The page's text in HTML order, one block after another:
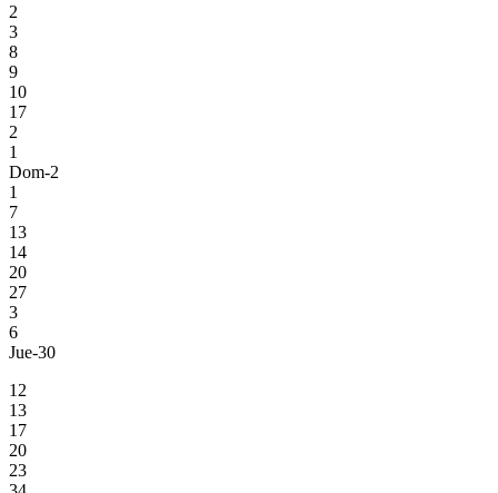
2
3
8
9
10
17
2
1
Dom-2
1
7
13
14
20
27
3
6
Jue-30
12
13
17
20
23